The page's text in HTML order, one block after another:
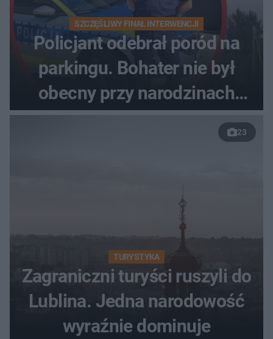
SZCZĘŚLIWY FINAŁ INTERWENCJI
Policjant odebrał poród na
parkingu. Bohater nie był
obecny przy narodzinach
23
TURYSTYKA
Zagraniczni turyści ruszyli do
Lublina. Jedna narodowość
wyraźnie dominuje